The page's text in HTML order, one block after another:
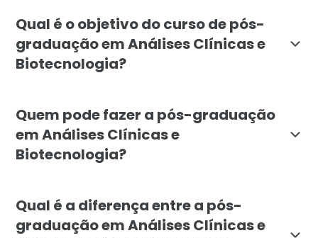
Qual é o objetivo do curso de pós-
graduação em Análises Clínicas e
Biotecnologia?
Quem pode fazer a pós-graduação
em Análises Clínicas e
Biotecnologia?
Qual é a diferença entre a pós-
graduação em Análises Clínicas e